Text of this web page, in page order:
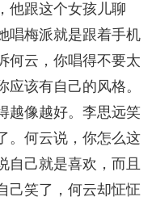
他跟这个女孩儿聊
唱梅派就是跟着手机
何云，你唱得不要太
该有自己的风格。
越像越好。李思远笑
。何云说，你怎么这
自己就是喜欢，而且
己笑了，何云却怔怔